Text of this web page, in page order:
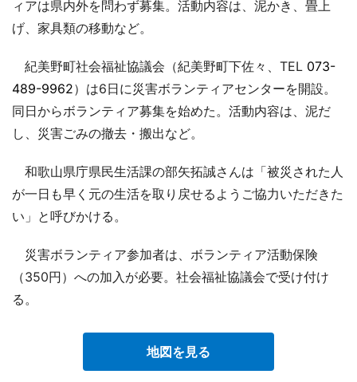
ィアは県内外を問わず募集。活動内容は、泥かき、畳上
げ、家具類の移動など。
紀美野町社会福祉協議会（紀美野町下佐々、TEL 073-
489-9962）は6日に災害ボランティアセンターを開設。
同日からボランティア募集を始めた。活動内容は、泥だ
し、災害ごみの撤去・搬出など。
和歌山県庁県民生活課の部矢拓誠さんは「被災された人
が一日も早く元の生活を取り戻せるようご協力いただきた
い」と呼びかける。
災害ボランティア参加者は、ボランティア活動保険
（350円）への加入が必要。社会福祉協議会で受け付け
る。
地図を見る